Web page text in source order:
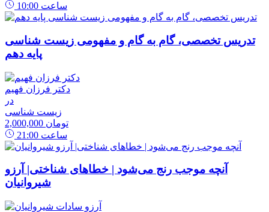
10:00 ساعت
تدریس تخصصی، گام به گام و مفهومی زیست شناسی
پایه دهم
دکتر فرزان فهیم
در
زیست شناسی
2,000,000 تومان
21:00 ساعت
آنچه موجب رنج می‌شود | خطاهای شناختی| آرزو
شیروانیان